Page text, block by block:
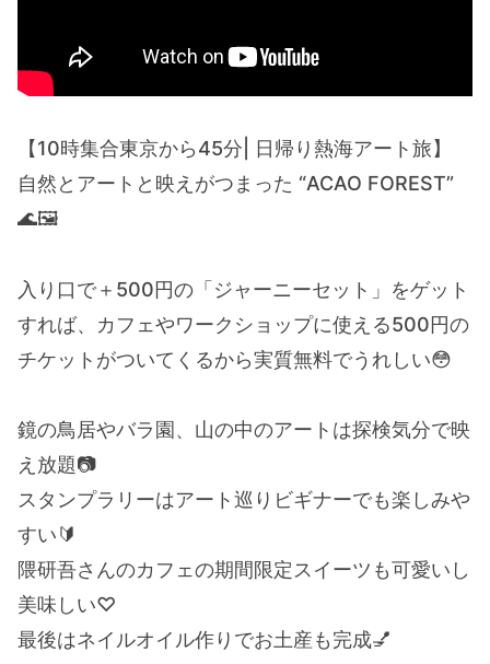
【10時集合東京から45分| 日帰り熱海アート旅】
自然とアートと映えがつまった “ACAO FOREST”
🌊🖼️
入り口で＋500円の「ジャーニーセット」をゲット
すれば、カフェやワークショップに使える500円の
チケットがついてくるから実質無料でうれしい😳
鏡の鳥居やバラ園、山の中のアートは探検気分で映
え放題📷
スタンプラリーはアート巡りビギナーでも楽しみや
すい🔰
隈研吾さんのカフェの期間限定スイーツも可愛いし
美味しい♡
最後はネイルオイル作りでお土産も完成💅